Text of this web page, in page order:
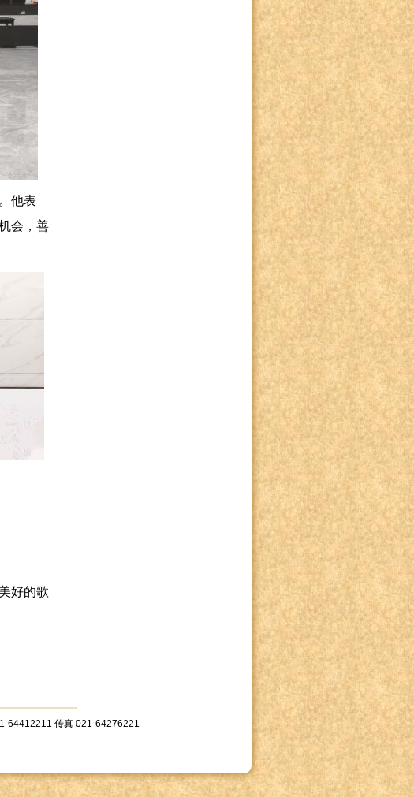
他表
会，善
好的歌
64412211 传真 021-64276221